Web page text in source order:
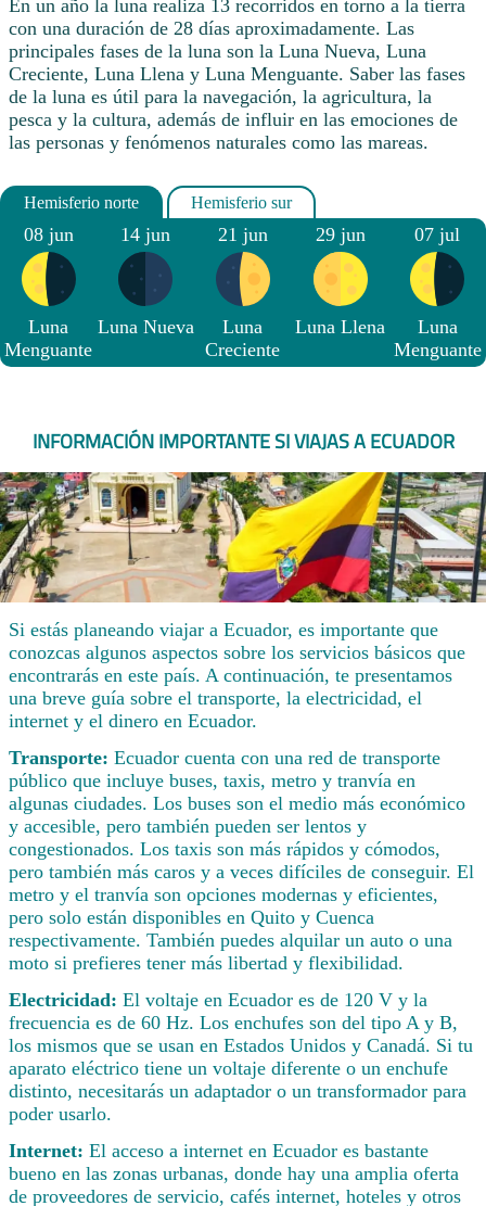
En un año la luna realiza 13 recorridos en torno a la tierra
con una duración de 28 días aproximadamente. Las
principales fases de la luna son la Luna Nueva, Luna
Creciente, Luna Llena y Luna Menguante. Saber las fases
de la luna es útil para la navegación, la agricultura, la
pesca y la cultura, además de influir en las emociones de
las personas y fenómenos naturales como las mareas.
08 jun
Luna
Menguante
14 jun
Luna Nueva
21 jun
Luna
Creciente
29 jun
Luna Llena
07 jul
Luna
Menguante
INFORMACIÓN IMPORTANTE SI VIAJAS A ECUADOR
Si estás planeando viajar a Ecuador, es importante que
conozcas algunos aspectos sobre los servicios básicos que
encontrarás en este país. A continuación, te presentamos
una breve guía sobre el transporte, la electricidad, el
internet y el dinero en Ecuador.
Transporte: Ecuador cuenta con una red de transporte
público que incluye buses, taxis, metro y tranvía en
algunas ciudades. Los buses son el medio más económico
y accesible, pero también pueden ser lentos y
congestionados. Los taxis son más rápidos y cómodos,
pero también más caros y a veces difíciles de conseguir. El
metro y el tranvía son opciones modernas y eficientes,
pero solo están disponibles en Quito y Cuenca
respectivamente. También puedes alquilar un auto o una
moto si prefieres tener más libertad y flexibilidad.
Electricidad: El voltaje en Ecuador es de 120 V y la
frecuencia es de 60 Hz. Los enchufes son del tipo A y B,
los mismos que se usan en Estados Unidos y Canadá. Si tu
aparato eléctrico tiene un voltaje diferente o un enchufe
distinto, necesitarás un adaptador o un transformador para
poder usarlo.
Internet: El acceso a internet en Ecuador es bastante
bueno en las zonas urbanas, donde hay una amplia oferta
de proveedores de servicio, cafés internet, hoteles y otros